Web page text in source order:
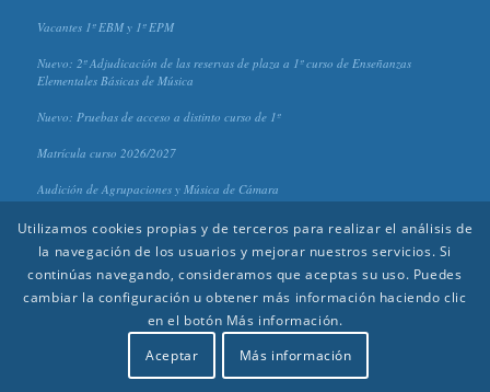
Vacantes 1º EBM y 1º EPM
Nuevo: 2º Adjudicación de las reservas de plaza a 1º curso de Enseñanzas
Elementales Básicas de Música
Nuevo: Pruebas de acceso a distinto curso de 1º
Matrícula curso 2026/2027
Audición de Agrupaciones y Música de Cámara
© 2020 CPM "Antonio Lorenzo" - Diseño y edición:Aída Reinoso
Utilizamos cookies propias y de terceros para realizar el análisis de
la navegación de los usuarios y mejorar nuestros servicios. Si
continúas navegando, consideramos que aceptas su uso. Puedes
cambiar la configuración u obtener más información haciendo clic
en el botón Más información.
Aceptar
Más información